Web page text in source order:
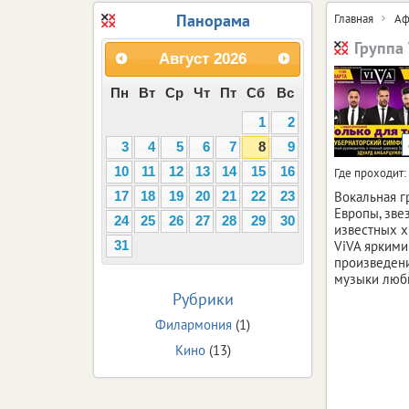
Главная
Группа
Где проходит:
Вокальная
Европы,
известных
ViVA
музыки
Панорама
Август 2026
Пн Вт Ср Чт Пт Сб
Вс
1
2
3
4 5 6 7 8
9
10
11 12 13 14 15
16
17
18 19 20 21 22
23
24
25 26 27 28 29
30
31
Рубрики
Филармония (1)
Кино(13)